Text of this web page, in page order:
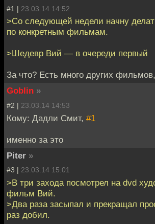
#1 | 23.03.14 14:52
>Со следующей недели начну
по конкретным фильмам.
>Шедевр Вий — в очереди первый
За что? Есть много других
Goblin »
#2 | 23.03.14 14:53
Кому: Дадли Смит, #1
именно за это
Piter »
#3 | 23.03.14 15:01
>В три захода посмотрел на dvd
фильм Вий.
>Два раза засыпал и прекращал
раз добил.